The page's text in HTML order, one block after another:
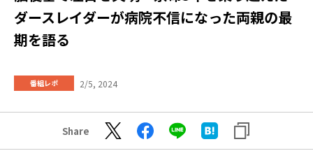
ダースレイダーが病院不信になった両親の最
期を語る
番組レポ 2/5, 2024
Share